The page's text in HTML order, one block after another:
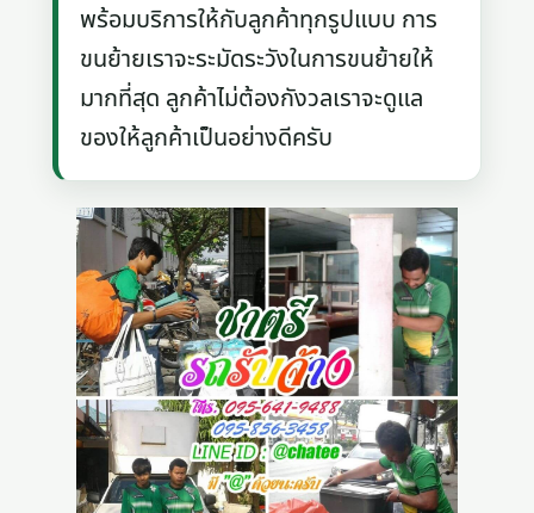
พร้อมบริการให้กับลูกค้าทุกรูปแบบ การ
ขนย้ายเราจะระมัดระวังในการขนย้ายให้
มากที่สุด ลูกค้าไม่ต้องกังวลเราจะดูแล
ของให้ลูกค้าเป็นอย่างดีครับ